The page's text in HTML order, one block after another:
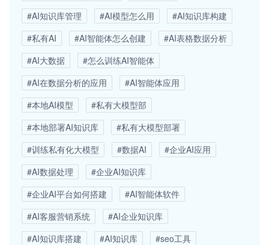
#AI知识库管理
#AI模型怎么用
#AI知识库构建
#私有AI
#AI智能体怎么创建
#AI表格数据分析
#AI大数据
#怎么训练AI智能体
#AI在数据分析的应用
#AI智能体应用
#本地AI模型
#私有大模型部
#本地部署AI知识库
#私有大模型部署
#训练私有化大模型
#数据AI
#企业AI应用
#AI数据处理
#企业AI知识库
#企业AI平台如何搭建
#AI智能体软件
#AI客服营销系统
#AI企业知识库
#AI知识库搭建
#AI知识库
#seo工具